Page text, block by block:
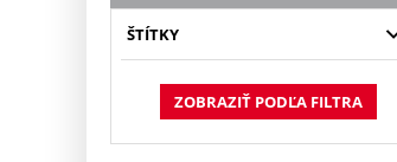
ŠTÍTKY
ZOBRAZIŤ PODĽA FILTRA